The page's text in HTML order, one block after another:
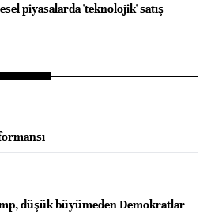
piyasalarda 'teknolojik' satış
düşük büyümeden Demokratlar